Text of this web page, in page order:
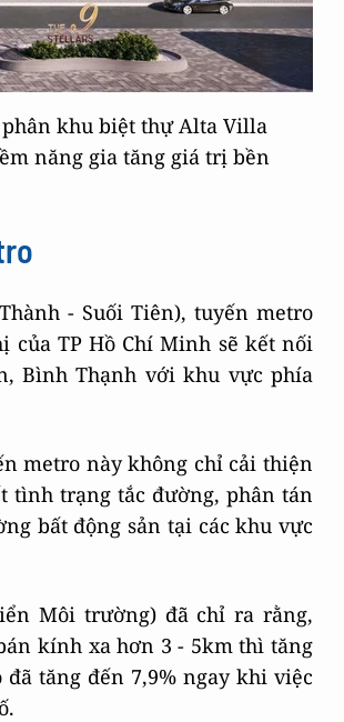
khu biệt thự Alta Villa
năng gia tăng giá trị bền
- Suối Tiên), tuyến metro
của TP Hồ Chí Minh sẽ kết nối
Bình Thạnh với khu vực phía
metro này không chỉ cải thiện
tình trạng tắc đường, phân tán
bất động sản tại các khu vực
Môi trường) đã chỉ ra rằng,
kính xa hơn 3 - 5km thì tăng
đã tăng đến 7,9% ngay khi việc